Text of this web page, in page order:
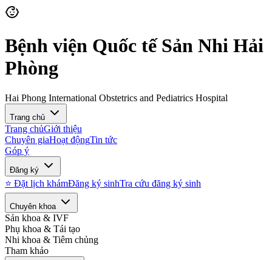
Bệnh viện Quốc tế Sản Nhi Hải
Phòng
Hai Phong International Obstetrics and Pediatrics Hospital
Trang chủ
Trang chủGiới thiệu
Chuyên giaHoạt độngTin tức
Góp ý
Đăng ký
⭐ Đặt lịch khámĐăng ký sinhTra cứu đăng ký sinh
Chuyên khoa
Sản khoa & IVF
Phụ khoa & Tái tạo
Nhi khoa & Tiêm chủng
Tham khảo